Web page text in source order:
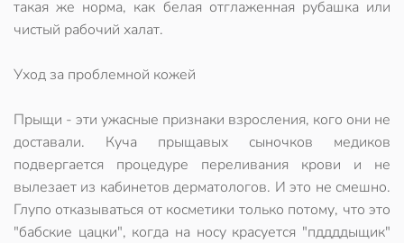
такая же норма, как белая отглаженная рубашка или
чистый рабочий халат.
Уход за проблемной кожей
Прыщи - эти ужасные признаки взросления, кого они не
доставали. Куча прыщавых сыночков медиков
подвергается процедуре переливания крови и не
вылезает из кабинетов дерматологов. И это не смешно.
Глупо отказываться от косметики только потому, что это
"бабские цацки", когда на носу красуется "пддддыщик"